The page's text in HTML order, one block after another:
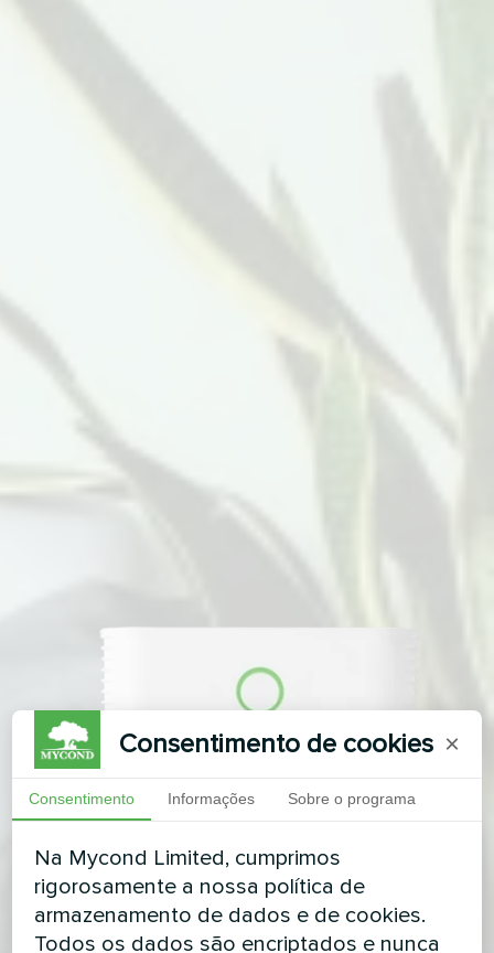
Consentimento de cookies ×
Consentimento Informações Sobre o programa
Na Mycond Limited, cumprimos
rigorosamente a nossa política de
armazenamento de dados e de cookies.
Todos os dados são encriptados e nunca